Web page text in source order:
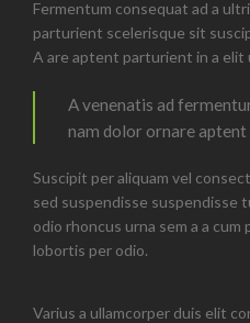
Fermentum consequat ad a
parturient scelerisque sit
A are aptent parturient in a
A venenatis ad
nam dolor ornare aptent
Suscipit per aliquam vel
sed suspendisse suspendisse
odio rhoncus urna sem a a
lobortis per odio.
Varius a ullamcorper duis elit